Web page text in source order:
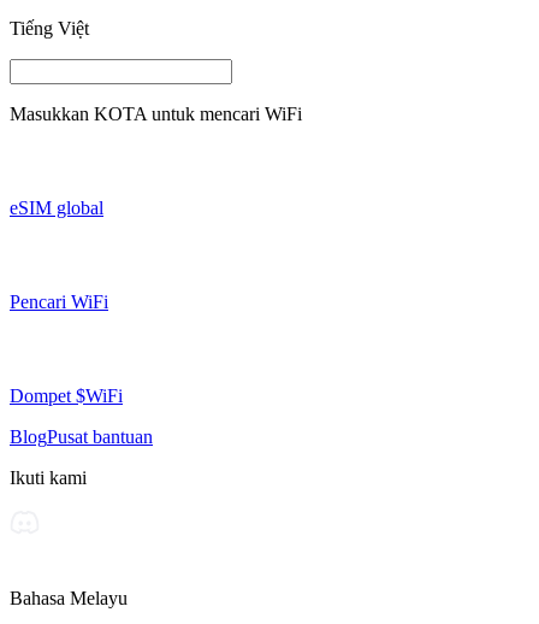
Tiếng Việt
Masukkan KOTA untuk mencari WiFi
eSIM global
Pencari WiFi
Dompet $WiFi
BlogPusat bantuan
Ikuti kami
Bahasa Melayu